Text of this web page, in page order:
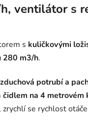
ventilátor s
s kuličkovými
280 m3/h.
potrubí a
čidlem na 4 metrovém
se rychlost